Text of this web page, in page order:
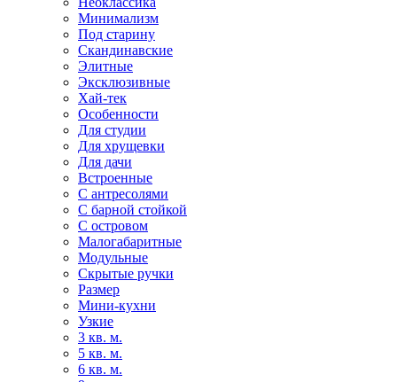
Минимализм
Под старину
Скандинавские
Элитные
Эксклюзивные
Хай-тек
Особенности
Для студии
Для хрущевки
Для дачи
Встроенные
С антресолями
С барной стойкой
С островом
Малогабаритные
Модульные
Скрытые ручки
Размер
Мини-кухни
Узкие
3 кв. м.
5 кв. м.
6 кв. м.